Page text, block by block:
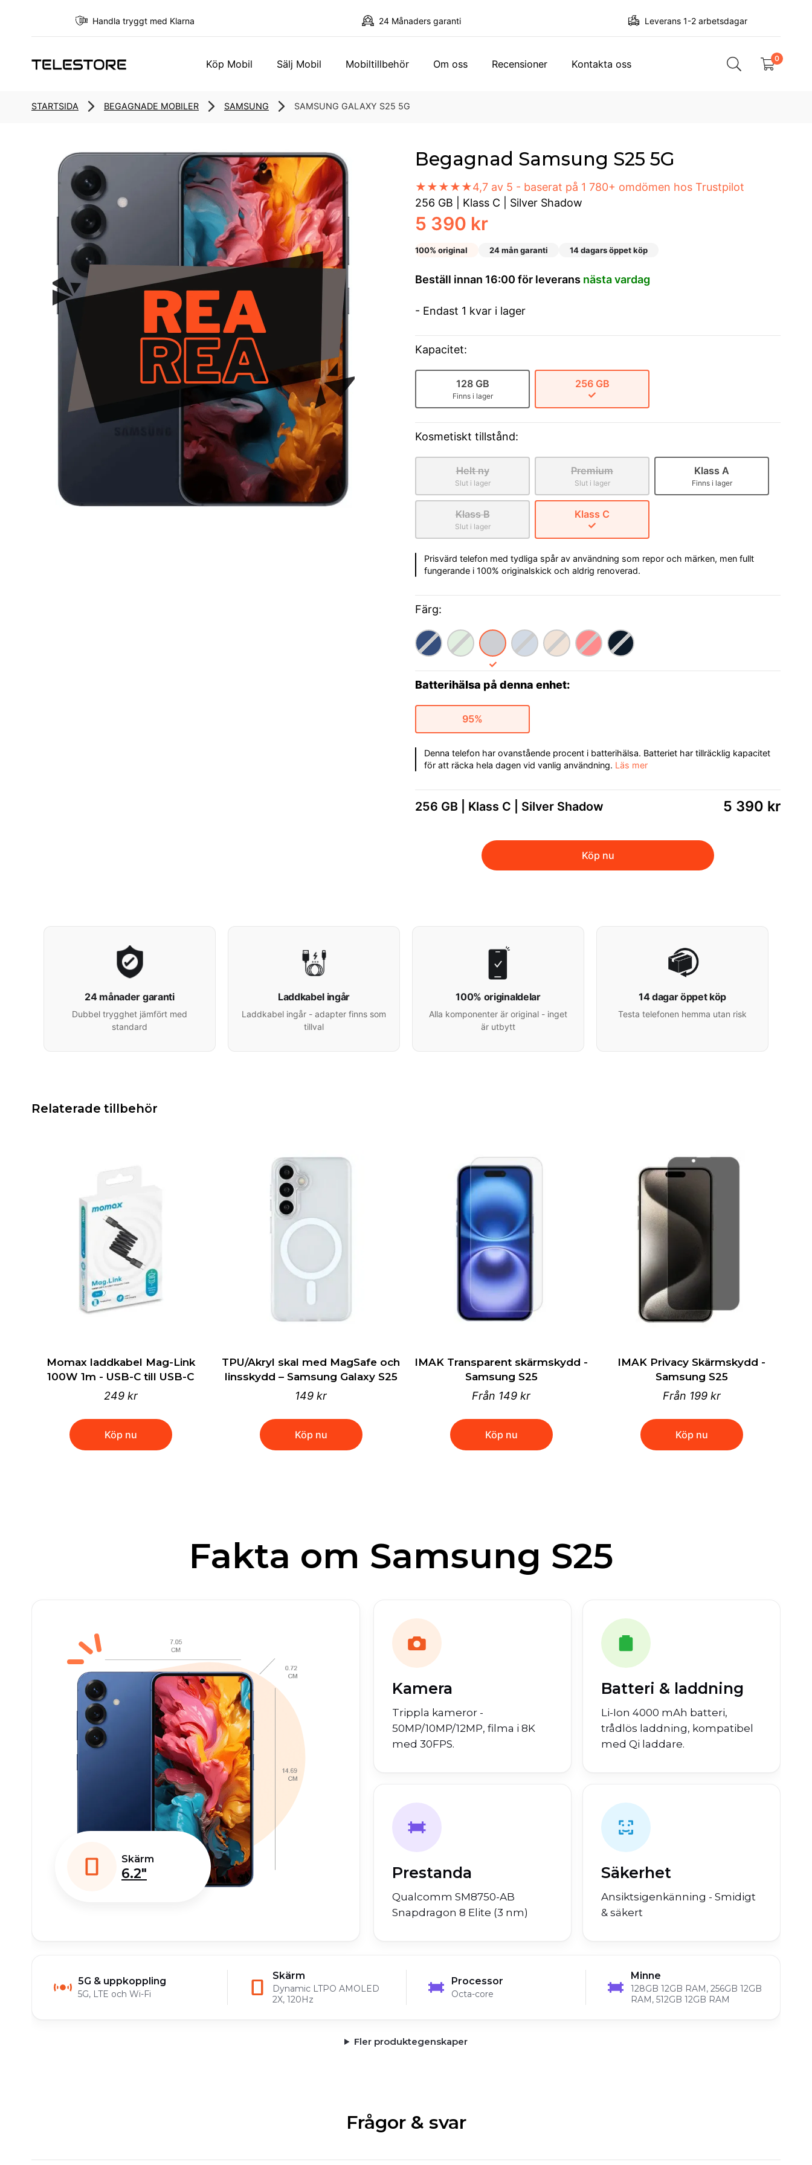
Handla tryggt med Klarna 24 Månaders garanti Leverans 1-2 arbetsdagar
Köp Mobil Sälj Mobil Mobiltillbehör Om oss Recensioner Kontakta oss 0
STARTSIDA BEGAGNADE MOBILER SAMSUNG SAMSUNG GALAXY S25 5G
Begagnad Samsung S25 5G
★★★★★4,7 av 5 - baserat på 1 780+ omdömen hos Trustpilot
256 GB
Klass C Silver Shadow
5 390 kr
100% original 24 mån garanti 14 dagars öppet köp
Beställ innan 16:00 för leverans nästa vardag
- Endast 1 kvar i lager
Kapacitet:
128 GB
Finns i lager
256 GB
Kosmetiskt tillstånd:
Helt ny
Slut i lager
Premium
Slut i lager
Klass A
Finns i lager
Klass B
Slut i lager
Klass C
Prisvärd telefon med tydliga spår av användning som repor och märken, men fullt
fungerande i 100% originalskick och aldrig renoverad.
Färg:
Batterihälsa på denna enhet:
95%
Denna telefon har ovanstående procent i batterihälsa. Batteriet har tillräcklig kapacitet
för att räcka hela dagen vid vanlig användning. Läs mer
256 GB Klass C Silver Shadow 5 390 kr
Köp nu
24 månader garanti
Dubbel trygghet jämfört med
standard
Laddkabel ingår
Laddkabel ingår - adapter finns som
tillval
100% originaldelar
Alla komponenter är original - inget
är utbytt
14 dagar öppet köp
Testa telefonen hemma utan risk
Relaterade tillbehör
Momax laddkabel Mag-Link
100W 1m - USB-C till USB-C
249 kr
Köp nu
TPU/Akryl skal med MagSafe och
linsskydd – Samsung Galaxy S25
149 kr
Köp nu
IMAK Transparent skärmskydd -
Samsung S25
Från 149 kr
Köp nu
IMAK Privacy Skärmskydd -
Samsung S25
Från 199 kr
Köp nu
Fakta om Samsung S25
Skärm
6.2"
Kamera
Trippla kameror -
50MP/10MP/12MP, filma i 8K
med 30FPS.
Batteri & laddning
Li-Ion 4000 mAh batteri,
trådlös laddning, kompatibel
med Qi laddare.
Prestanda
Qualcomm SM8750-AB
Snapdragon 8 Elite (3 nm)
Säkerhet
Ansiktsigenkänning - Smidigt
& säkert
5G & uppkoppling
5G, LTE och Wi-Fi
Skärm
Dynamic LTPO AMOLED
2X, 120Hz
Processor
Octa-core
Minne
128GB 12GB RAM, 256GB 12GB
RAM, 512GB 12GB RAM
Fler produktegenskaper
Frågor & svar